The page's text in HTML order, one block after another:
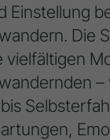
Einstellung
Die
vielfältigen
–